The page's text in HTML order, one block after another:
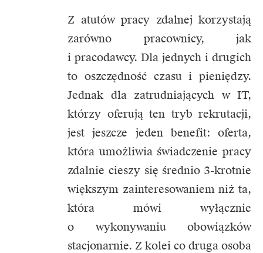
Z atutów pracy zdalnej korzystają
zarówno pracownicy, jak
i pracodawcy. Dla jednych i drugich
to oszczędność czasu i pieniędzy.
Jednak dla zatrudniających w IT,
którzy oferują ten tryb rekrutacji,
jest jeszcze jeden benefit: oferta,
która umożliwia świadczenie pracy
zdalnie cieszy się średnio 3-krotnie
większym zainteresowaniem niż ta,
która mówi wyłącznie
o wykonywaniu obowiązków
stacjonarnie. Z kolei co druga osoba